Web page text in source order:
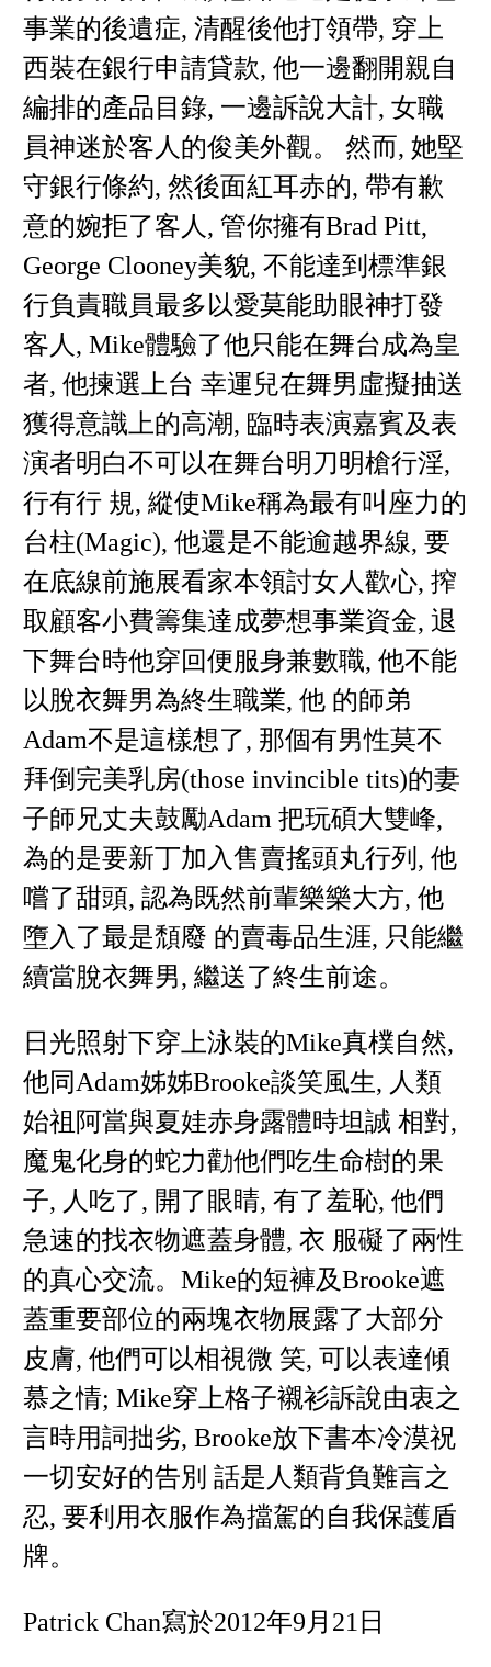
事業的後遺症, 清醒後他打領帶, 穿上
西裝在銀行申請貸款, 他一邊翻開親自
編排的產品目錄, 一邊訴說大計, 女職
員神迷於客人的俊美外觀。 然而, 她堅
守銀行條約, 然後面紅耳赤的, 帶有歉
意的婉拒了客人, 管你擁有Brad Pitt,
George Clooney美貌, 不能達到標準銀
行負責職員最多以愛莫能助眼神打發
客人, Mike體驗了他只能在舞台成為皇
者, 他揀選上台 幸運兒在舞男虛擬抽送
獲得意識上的高潮, 臨時表演嘉賓及表
演者明白不可以在舞台明刀明槍行淫,
行有行 規, 縱使Mike稱為最有叫座力的
台柱(Magic), 他還是不能逾越界線, 要
在底線前施展看家本領討女人歡心, 搾
取顧客小費籌集達成夢想事業資金, 退
下舞台時他穿回便服身兼數職, 他不能
以脫衣舞男為終生職業, 他 的師弟
Adam不是這樣想了, 那個有男性莫不
拜倒完美乳房(those invincible tits)的妻
子師兄丈夫鼓勵Adam 把玩碩大雙峰,
為的是要新丁加入售賣搖頭丸行列, 他
嚐了甜頭, 認為既然前輩樂樂大方, 他
墮入了最是頹廢 的賣毒品生涯, 只能繼
續當脫衣舞男, 繼送了終生前途。
日光照射下穿上泳裝的Mike真樸自然,
他同Adam姊姊Brooke談笑風生, 人類
始祖阿當與夏娃赤身露體時坦誠 相對,
魔鬼化身的蛇力勸他們吃生命樹的果
子, 人吃了, 開了眼睛, 有了羞恥, 他們
急速的找衣物遮蓋身體, 衣 服礙了兩性
的真心交流。Mike的短褲及Brooke遮
蓋重要部位的兩塊衣物展露了大部分
皮膚, 他們可以相視微 笑, 可以表達傾
慕之情; Mike穿上格子襯衫訴說由衷之
言時用詞拙劣, Brooke放下書本冷漠祝
一切安好的告別 話是人類背負難言之
忍, 要利用衣服作為擋駕的自我保護盾
牌。
Patrick Chan寫於2012年9月21日